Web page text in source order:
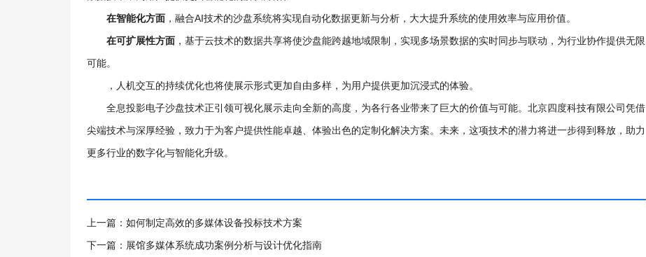
在智能化方面，融合AI技术的沙盘系统将实现自动化数据更新与分析，大大提升系统的使用效率与应用价值。
在可扩展性方面，基于云技术的数据共享将使沙盘能跨越地域限制，实现多场景数据的实时同步与联动，为行业协作提供无限
可能。
，人机交互的持续优化也将使展示形式更加自由多样，为用户提供更加沉浸式的体验。
全息投影电子沙盘技术正引领可视化展示走向全新的高度，为各行各业带来了巨大的价值与可能。北京四度科技有限公司凭借
尖端技术与深厚经验，致力于为客户提供性能卓越、体验出色的定制化解决方案。未来，这项技术的潜力将进一步得到释放，助力
更多行业的数字化与智能化升级。
上一篇：如何制定高效的多媒体设备投标技术方案
下一篇：展馆多媒体系统成功案例分析与设计优化指南